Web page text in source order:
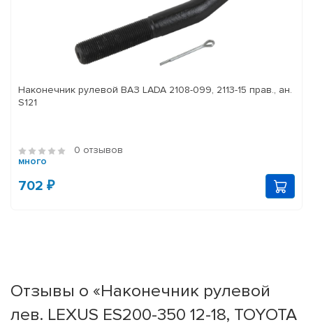
Наконечник рулевой ВАЗ LADA 2108-099, 2113-15 прав., ан.
S121
0 отзывов
много
702 ₽
Отзывы о «Наконечник рулевой
лев. LEXUS ES200-350 12-18, TOYOTA